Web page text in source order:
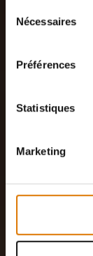
Nécessaires
Préférences
Statistiques
Marketing